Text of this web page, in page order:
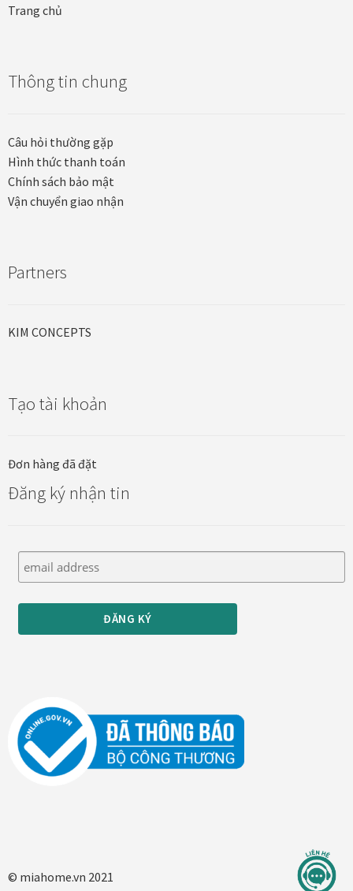
Mia Lifestyle
Phương thức thanh toán
Quà tặng cao cấp
Quà Tết Doanh nghiệp 2026
Tài khoản
Thanh toán
Thông tin chung & hỗ trợ
Tranh biểu tượng văn hoá Việt Nam
Tranh dán tường
Trang chủ
Thông tin chung
Câu hỏi thường gặp
Hình thức thanh toán
Chính sách bảo mật
Vận chuyển giao nhận
Partners
KIM CONCEPTS
Tạo tài khoản
Đơn hàng đã đặt
Đăng ký nhận tin
© miahome.vn 2021